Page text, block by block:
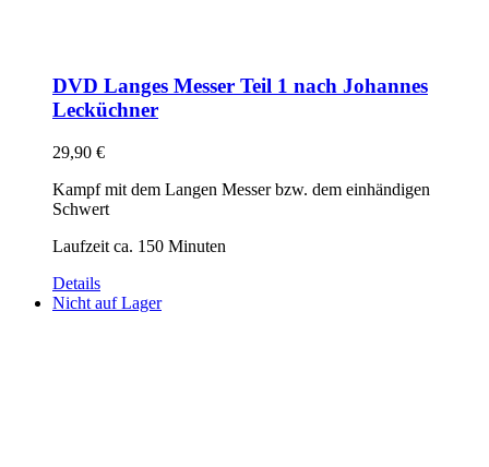
DVD Langes Messer Teil 1 nach Johannes
Lecküchner
29,90 €
Kampf mit dem Langen Messer bzw. dem einhändigen
Schwert
Laufzeit ca. 150 Minuten
Details
Nicht auf Lager